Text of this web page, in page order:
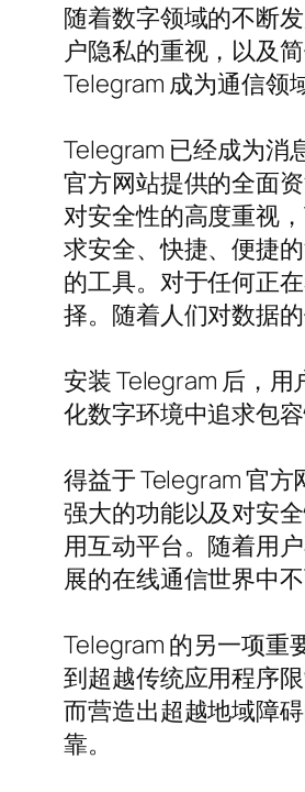
随着数字领域的不断
户隐私的重视，以及
Telegram 成为通信领
Telegram 已经成为消
官方网站提供的全面
对安全性的高度重视
求安全、快捷、便捷
的工具。对于任何正
择。随着人们对数据
安装 Telegram 后，
化数字环境中追求包容
得益于 Telegram 官
强大的功能以及对安
用互动平台。随着用
展的在线通信世界中不
Telegram 的另一项重
到超越传统应用程序
而营造出超越地域障
靠。